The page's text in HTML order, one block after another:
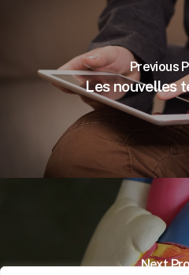
Previous
Les nouvelles
Next